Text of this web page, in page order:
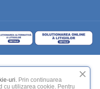
uri. Prin continuarea
cu utilizarea cookie. Pentru